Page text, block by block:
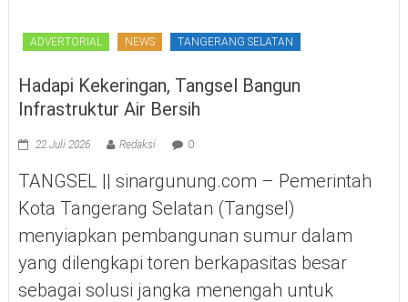
ADVERTORIAL NEWS TANGERANG SELATAN
Hadapi Kekeringan, Tangsel Bangun
Infrastruktur Air Bersih
22 Juli 2026 Redaksi 0
TANGSEL || sinargunung.com – Pemerintah
Kota Tangerang Selatan (Tangsel)
menyiapkan pembangunan sumur dalam
yang dilengkapi toren berkapasitas besar
sebagai solusi jangka menengah untuk